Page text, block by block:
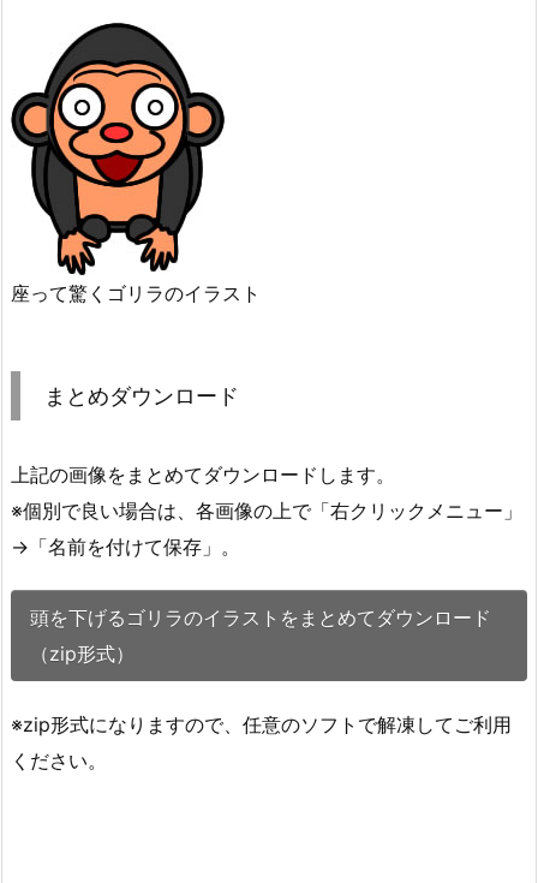
座って驚くゴリラのイラスト
まとめダウンロード
上記の画像をまとめてダウンロードします。
※個別で良い場合は、各画像の上で「右クリックメニュー」
→「名前を付けて保存」。
頭を下げるゴリラのイラストをまとめてダウンロード
（zip形式）
※zip形式になりますので、任意のソフトで解凍してご利用
ください。